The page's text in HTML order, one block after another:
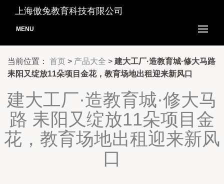
上海傲兔教育科技有限公司
MENU
当前位置： 首页 > 产品大全 > 建大工厂·造教育城·修大马路
耒阳又绽放11朵项目金花，教育场地出租迎来新风口
建大工厂·造教育城·修大马
路 耒阳又绽放11朵项目金
花，教育场地出租迎来新风
口